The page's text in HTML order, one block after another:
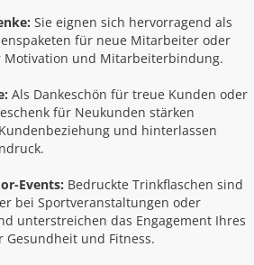
Sie eignen sich hervorragend als
für neue Mitarbeiter oder
Motivation und Mitarbeiterbindung.
Als Dankeschön für treue Kunden oder
für Neukunden stärken
und hinterlassen
Events: Bedruckte Trinkflaschen sind
bei Sportveranstaltungen oder
unterstreichen das Engagement Ihres
Gesundheit und Fitness.